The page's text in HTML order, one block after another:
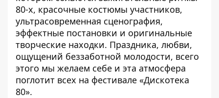
80-х, красочные костюмы участников,
ультрасовременная сценография,
эффектные постановки и оригинальные
творческие находки. Праздника, любви,
ощущений беззаботной молодости, всего
этого мы желаем себе и эта атмосфера
поглотит всех на фестивале «Дискотека
80».